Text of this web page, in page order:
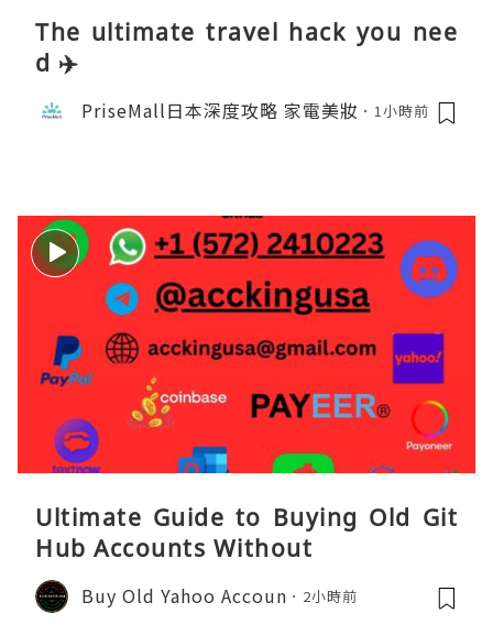
The ultimate travel hack you nee
d ✈️
PriseMall日本深度攻略 家電美妝 1小時前
Ultimate Guide to Buying Old Git
Hub Accounts Without
Buy Old Yahoo Accoun 2小時前